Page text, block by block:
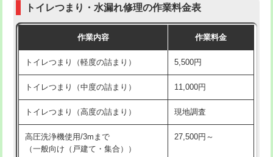
トイレつまり・水漏れ修理の作業料金表
作業内容 作業料金
トイレつまり（軽度の詰まり） 5,500円
トイレつまり（中度の詰まり） 11,000円
トイレつまり（高度の詰まり） 現地調査
高圧洗浄機使用/3mまで
（一般向け（戸建て・集合））
27,500円～